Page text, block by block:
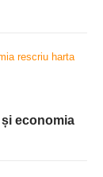
economia